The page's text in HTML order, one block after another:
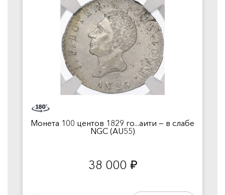
Монета 100 центов 1829 го...аити — в слабе
NGC (AU55)
38 000 руб.